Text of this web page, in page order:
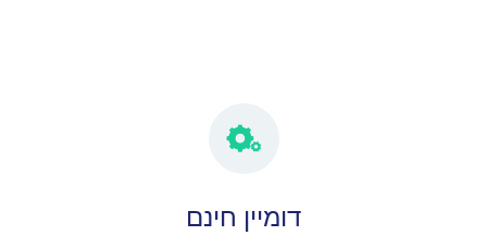
דומיין חינם